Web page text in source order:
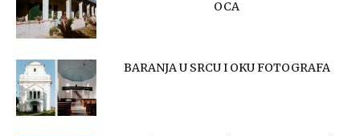
OCA
BARANJA U SRCU I OKU FOTOGRAFA